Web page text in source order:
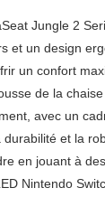
Jungle 2
et un design
un confort
de la
avec un
et la
en jouant à
Nintendo